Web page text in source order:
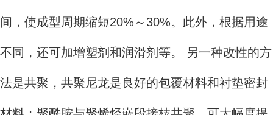
间，使成型周期缩短20%～30%。此外，根据用途
不同，还可加增塑剂和润滑剂等。 另一种改性的方
法是共聚，共聚尼龙是良好的包覆材料和衬垫密封